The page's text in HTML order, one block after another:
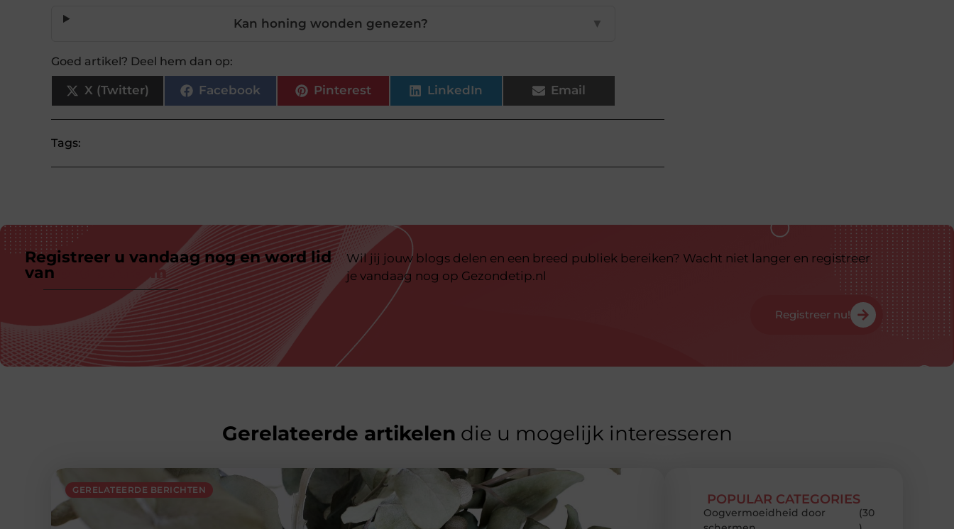
Kan honing wonden genezen? ▼
Goed artikel? Deel hem dan op:
X (Twitter) Facebook Pinterest LinkedIn Email
Tags:
Registreer u vandaag nog en word lid
van
ons platform
Wil jij jouw blogs delen en een breed publiek bereiken? Wacht niet langer en registreer
je vandaag nog op Gezondetip.nl
Registreer nu!
Gerelateerde artikelen die u mogelijk interesseren
GERELATEERDE BERICHTEN
POPULAR CATEGORIES
Oogvermoeidheid door
(30